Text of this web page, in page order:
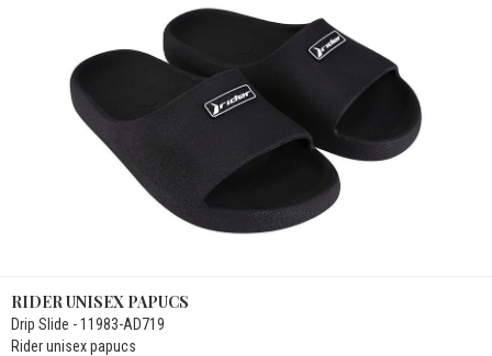
RIDER UNISEX PAPUCS
Drip Slide - 11983-AD719
Rider unisex papucs